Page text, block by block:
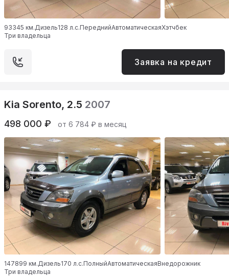
93345 км. Дизель128 л.с.ПереднийАвтоматическаяХэтчбек
Три владельца
Заявка на кредит
Kia Sorento, 2.5 2007
498 000 ₽ от 6 784 ₽ в месяц
147899 км. Дизель170 л.с.ПолныйАвтоматическаяВнедорожник
Три владельца